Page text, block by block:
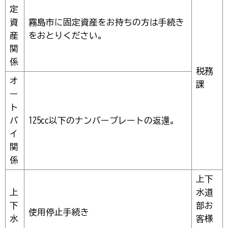
定
資
産
関
係
霧島市に固定資産をお持ちの方は手続き
をおとりください。
税務
課
オ
ー
ト
バ
イ
関
係
125cc以下のナンバープレートの返還。
上
下
水
使用停止手続き
上下
水道
部お
客様